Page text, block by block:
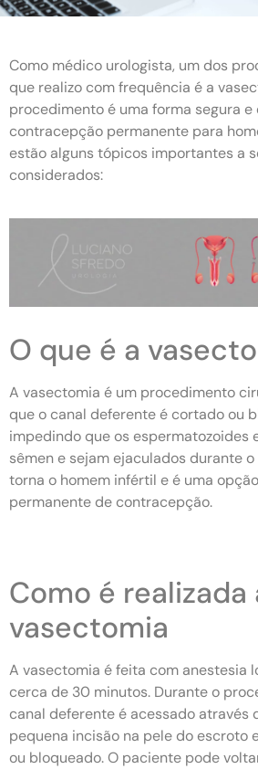
Como médico urologista, um dos
que realizo com frequência é a
procedimento é uma forma segura e
contracepção permanente para
estão alguns tópicos importantes a
considerados:
O que é a
A vasectomia é um procedimento
que o canal deferente é cortado ou
impedindo que os espermatozoides
sêmen e sejam ejaculados durante o
torna o homem infértil e é uma opção
permanente de contracepção.
Como é realizada
vasectomia
A vasectomia é feita com anestesia
cerca de 30 minutos. Durante o
canal deferente é acessado através
pequena incisão na pele do escroto
ou bloqueado. O paciente pode